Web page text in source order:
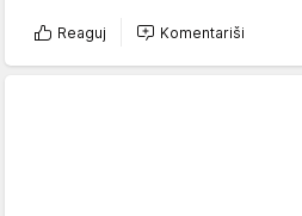
Reaguj Komentariši